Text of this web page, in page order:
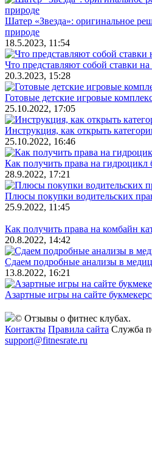
Шатер «Звезда»: оригинальное
природе
18.5.2023, 11:54
Что представляют собой ставки
20.3.2023, 15:28
Готовые детские игровые
25.10.2022, 17:05
Инструкция, как открыть
25.10.2022, 16:46
Как получить права на гидроцикл
28.9.2022, 17:21
Плюсы покупки водительских
25.9.2022, 11:45
Как получить права на комбайн
20.8.2022, 14:42
Сдаем подробные анализы в
13.8.2022, 16:21
Азартные игры на сайте
© Отзывы о фитнес клубах.
Контакты Правила сайта Служба
support@fitnesrate.ru